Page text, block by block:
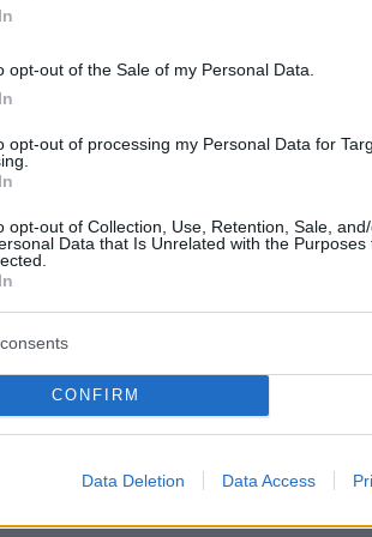
opt-out of the Sale of my Personal Data.
opt-out of processing my Personal Data for
opt-out of Collection, Use, Retention, Sale,
Data that Is Unrelated with the Purposes
CONFIRM
Data Deletion Data Access
η Υπουργός Παιδείας
Σοφία Ζαχαράκη: «Η
τις μεγάλες προκλήσεις της
υπηρετεί η συγκεκριμένη
σε συνεργασία με το
και Ενέργειας και την
να μεταφέρουν
πολύ πέρα από τα όρια της
της υπεύθυνης χρήσης
στις γειτονιές τους και στις
στη διαμόρφωση